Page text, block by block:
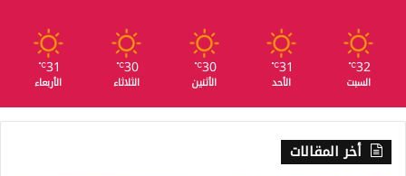
32
℃
السبت
31
℃
الأحد
30
℃
الأثنين
30
℃
الثلاثاء
31
℃
الأربعاء
أخر المقالات